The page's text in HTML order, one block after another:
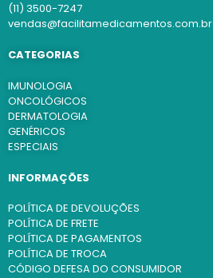
(11) 3500-7247
vendas@facilitamedicamentos.com.br
CATEGORIAS
IMUNOLOGIA
ONCOLÓGICOS
DERMATOLOGIA
GENÉRICOS
ESPECIAIS
INFORMAÇÕES
POLÍTICA DE DEVOLUÇÕES
POLÍTICA DE FRETE
POLÍTICA DE PAGAMENTOS
POLÍTICA DE TROCA
CÓDIGO DEFESA DO CONSUMIDOR